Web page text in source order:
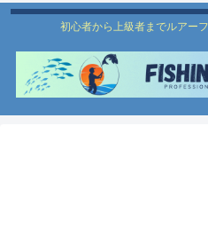
初心者から上級者までルアー